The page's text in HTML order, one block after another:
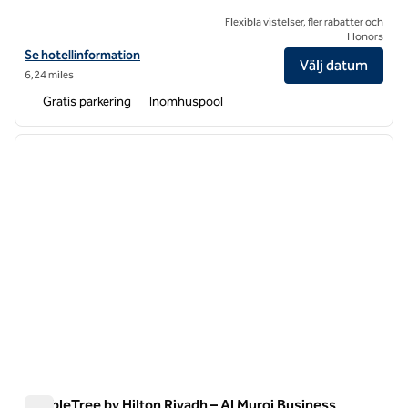
Visa hotelluppgifter för Hilton Riyadh Hotel & Residences
Se hotellinformation
6,24 miles
Flexibla vistelser, fler rabatter och
Honors
Välj datum
Gratis parkering Inomhuspool
1 av 12
nästa